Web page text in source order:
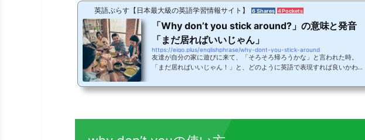
英語ぷらす【日本最大級の英語学習情報サイト】 6 Shares 4 Pockets
「Why don’t you stick around?」の意味と発音
「まだ居ればいいじゃん」
https://eigo.plus/englishphrase/why-dont-you-stick-around
友達が自分の家に遊びに来て、「そろそろ帰ろうかな」と言われた時。
「まだ居ればいいじゃん！」と、どのように英語で表現すれば良いかわか
う表現は、ネイティブもよく使います。早速どのように表現するのかを見